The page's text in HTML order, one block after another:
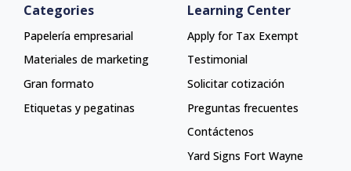
Categories
Papelería empresarial
Materiales de marketing
Gran formato
Etiquetas y pegatinas
Learning Center
Apply for Tax Exempt
Testimonial
Solicitar cotización
Preguntas frecuentes
Contáctenos
Yard Signs Fort Wayne
Yard Signs Fort Wayne